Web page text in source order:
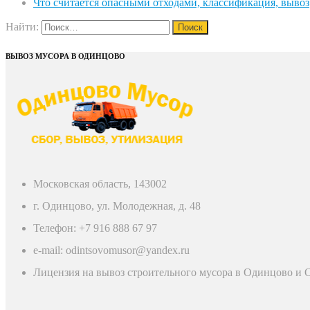
Что считается опасными отходами, классификация, вывоз
Найти:
ВЫВОЗ МУСОРА В ОДИНЦОВО
Московская область, 143002
г. Одинцово, ул. Молодежная, д. 48
Телефон: +7 916 888 67 97
e-mail: odintsovomusor@yandex.ru
Лицензия на вывоз строительного мусора в Одинцово и